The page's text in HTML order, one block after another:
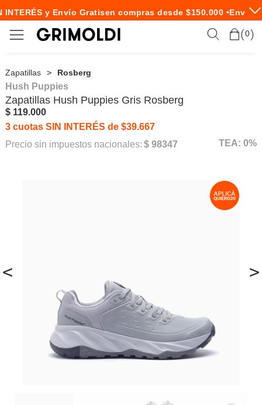
y Envío Gratisen compras desde $150.000 •Envío
0
Zapatillas Rosberg
< >
Hush Puppies
Zapatillas Hush Puppies Gris Rosberg
$ 119.000
3 cuotas SIN INTERÉS de $39.667
Precio sin impuestos nacionales: $ 98347 TEA: 0%